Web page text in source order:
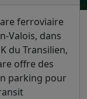
ferroviaire
Valois, dans
du Transilien,
offre des
parking pour